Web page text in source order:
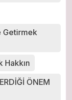
Getirmek
Hakkın
ÖNEM